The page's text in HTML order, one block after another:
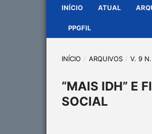
INÍCIO ATUAL
PPGFIL
INÍCIO / ARQUIVOS / V. 9 N.
“MAIS IDH” E
SOCIAL